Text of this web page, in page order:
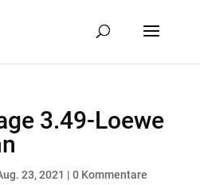
3.49-Loewe
23, 2021 | 0 Kommentare